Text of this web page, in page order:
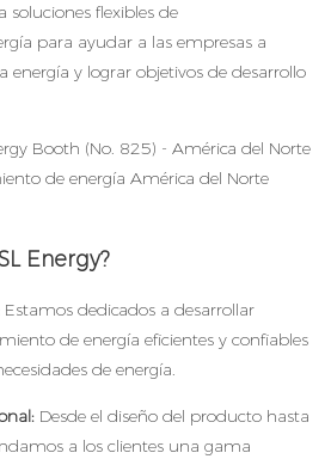
soluciones flexibles de
para ayudar a las empresas a
energía y lograr objetivos de desarrollo
Energy?
Estamos dedicados a desarrollar
de energía eficientes y confiables
de energía.
Desde el diseño del producto hasta
a los clientes una gama